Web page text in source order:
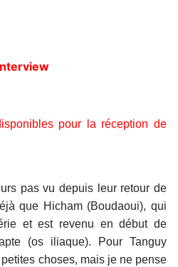
pour la réception de
pas vu depuis leur retour de
que Hicham (Boudaoui), qui
et est revenu en début de
(os iliaque). Pour Tanguy
choses, mais je ne pense